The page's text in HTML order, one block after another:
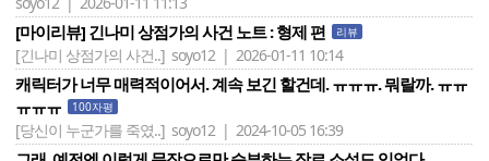
[마이리뷰] 긴나미 상점가의 사건 노트 : 형제 편 리뷰
[긴나미 상점가의 사건..] soyo12 | 2026-01-11 10:14
캐릭터가 너무 매력적이어서. 계속 보긴 할건데. ㅠㅠㅠ. 뭐랄까. ㅠㅠ
ㅠㅠㅠ
100자평
[당신이 누군가를 죽였..] soyo12 | 2024-10-05 16:39